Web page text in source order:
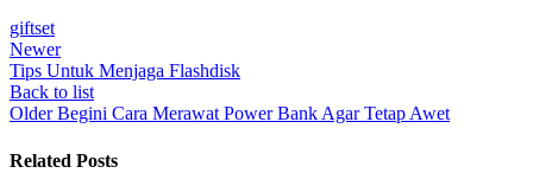
giftset
Newer
Tips Untuk Menjaga Flashdisk
Back to list
Older Begini Cara Merawat Power Bank Agar Tetap Awet
Related Posts